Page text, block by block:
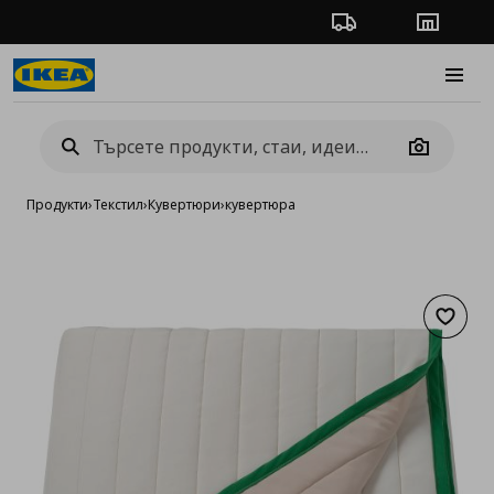
Проследяване на
Camera
Продукти›Текстил›Кувертюри›кувертюра